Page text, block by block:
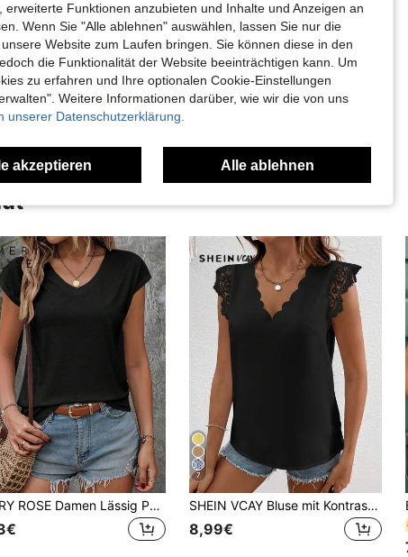
Hilfreich (0)
EMERY ROSE Damen Lässig Pendler einfache einfarbige V-Ausschnitt Kurzarm lose T-Shirt, Sommer
7
SHEIN VCAY Bluse mit Kontrast Guipure Spitzen, Bogenkante,
8,99€
Funktionen anzubieten und Inhalte und Anzeigen an
Wenn Sie "Alle ablehnen" auswählen, lassen Sie nur die
Website zum Laufen bringen. Sie können diese in den
die Funktionalität der Website beeinträchtigen kann. Um
zu erfahren und Ihre optionalen Cookie-Einstellungen
Weitere Informationen darüber, wie wir die von uns
unserer Datenschutzerklärung.
akzeptieren Alle ablehnen